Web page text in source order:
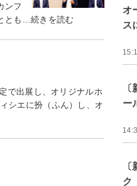
ンフ
とも…続きを読む
で出展し、オリジナルホ
シエに扮（ふん）し、オ
オ
ス
ー
ク